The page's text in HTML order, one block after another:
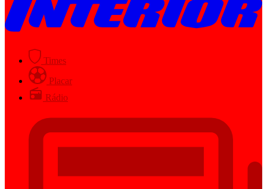
Times
Placar
Rádio